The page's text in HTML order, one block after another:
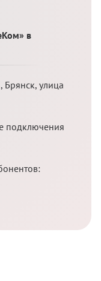
в
, Брянск, улица
подключения